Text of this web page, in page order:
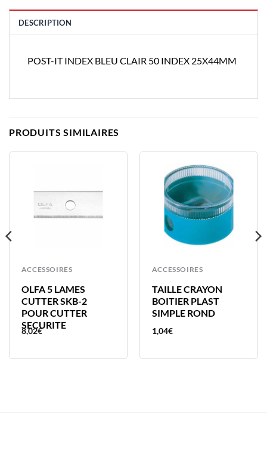
DESCRIPTION
POST-IT INDEX BLEU CLAIR 50 INDEX 25X44MM
PRODUITS SIMILAIRES
ACCESSOIRES
OLFA 5 LAMES
CUTTER SKB-2
POUR CUTTER
SECURITE
8,02€
ACCESSOIRES
TAILLE CRAYON
BOITIER PLAST
SIMPLE ROND
1,04€